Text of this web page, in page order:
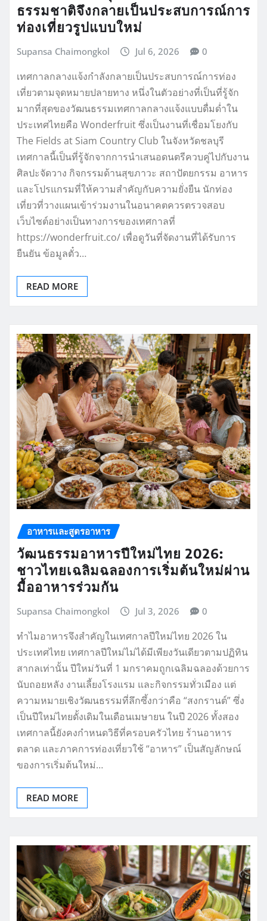
ธรรมชาติจึงกลายเป็นประสบการณ์การ
ท่องเที่ยวรูปแบบใหม่
Supansa Chaimongkol Jul 6, 2026 0
เทศกาลกลางแจ้งกำลังกลายเป็นประสบการณ์การท่อง
เที่ยวตามจุดหมายปลายทาง หนึ่งในตัวอย่างที่เป็นที่รู้จัก
มากที่สุดของวัฒนธรรมเทศกาลกลางแจ้งแบบดื่มด่ำใน
ประเทศไทยคือ Wonderfruit ซึ่งเป็นงานที่เชื่อมโยงกับ
The Fields at Siam Country Club ในจังหวัดชลบุรี
เทศกาลนี้เป็นที่รู้จักจากการนำเสนอดนตรีควบคู่ไปกับงาน
ศิลปะจัดวาง กิจกรรมด้านสุขภาวะ สถาปัตยกรรม อาหาร
และโปรแกรมที่ให้ความสำคัญกับความยั่งยืน นักท่อง
เที่ยวที่วางแผนเข้าร่วมงานในอนาคตควรตรวจสอบ
เว็บไซต์อย่างเป็นทางการของเทศกาลที่
https://wonderfruit.co/ เพื่อดูวันที่จัดงานที่ได้รับการ
ยืนยัน ข้อมูลตั๋ว…
READ MORE
อาหารและสูตรอาหาร
วัฒนธรรมอาหารปีใหม่ไทย 2026:
ชาวไทยเฉลิมฉลองการเริ่มต้นใหม่ผ่าน
มื้ออาหารร่วมกัน
Supansa Chaimongkol Jul 3, 2026 0
ทำไมอาหารจึงสำคัญในเทศกาลปีใหม่ไทย 2026 ใน
ประเทศไทย เทศกาลปีใหม่ไม่ได้มีเพียงวันเดียวตามปฏิทิน
สากลเท่านั้น ปีใหม่วันที่ 1 มกราคมถูกเฉลิมฉลองด้วยการ
นับถอยหลัง งานเลี้ยงโรงแรม และกิจกรรมทั่วเมือง แต่
ความหมายเชิงวัฒนธรรมที่ลึกซึ้งกว่าคือ “สงกรานต์” ซึ่ง
เป็นปีใหม่ไทยดั้งเดิมในเดือนเมษายน ในปี 2026 ทั้งสอง
เทศกาลนี้ยังคงกำหนดวิธีที่ครอบครัวไทย ร้านอาหาร
ตลาด และภาคการท่องเที่ยวใช้ “อาหาร” เป็นสัญลักษณ์
ของการเริ่มต้นใหม่…
READ MORE